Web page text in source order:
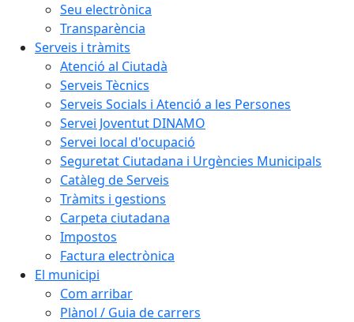
Seu electrònica
Transparència
Serveis i tràmits
Atenció al Ciutadà
Serveis Tècnics
Serveis Socials i Atenció a les Persones
Servei Joventut DINAMO
Servei local d'ocupació
Seguretat Ciutadana i Urgències Municipals
Catàleg de Serveis
Tràmits i gestions
Carpeta ciutadana
Impostos
Factura electrònica
El municipi
Com arribar
Plànol / Guia de carrers